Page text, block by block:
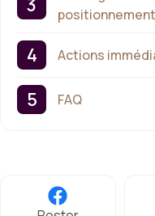
positionnement
Actions
FAQ